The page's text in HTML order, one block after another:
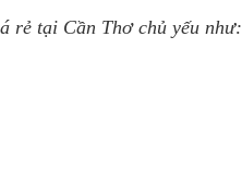
rẻ tại Cần Thơ chủ yếu như: